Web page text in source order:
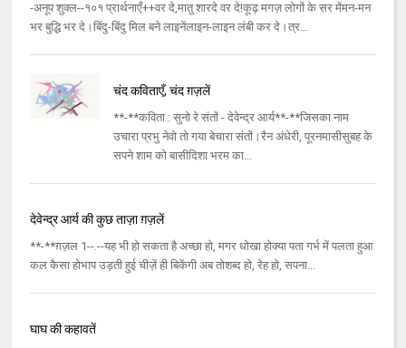
-अनूप शुक्ल--१०१ प्रार्थनाएँ++वर दे,मातु शारदे वर दे!कूढ़ मगज़ लोगों के सर मेंमन-मन
भर बुद्धि भर दे।बिंदु-बिंदु मिल बने लाइनेंलाइन-लाइन लंबी कर दे।त्र...
चंद कविताएँ, चंद ग़ज़लें
**-**कविता : सुनो रे संतों - देवेन्द्र आर्य**-**जिसका नाम
उचारा प्रभु नेवो तो गया बेचारा संतों।रैन अंधेरी, पूरनमासीसुबह के
सपने शाम को बासीदिशा भरम का...
देवेन्द्र आर्य की कुछ ताज़ा ग़ज़लें
**-**ग़ज़ल 1--.--यह भी हो सकता है अच्छा हो, मगर धोखा होक्या पता गर्भ में पलता हुआ
कल कैसा होभाप उड़ती हुई चीज़ें ही बिकेंगी अब तोशब्द हो, रेह हो, सपना...
घाघ की कहावतें